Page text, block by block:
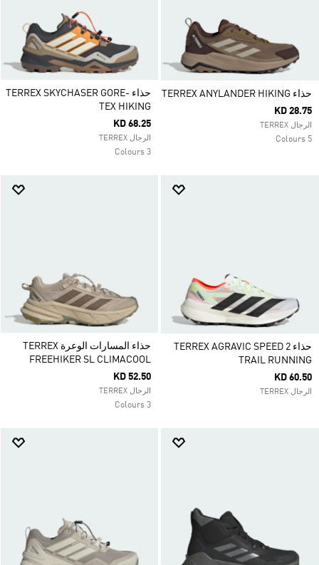
حذاء TERREX ANYLANDER HIKING
KD 28.75
الرجال TERREX
5 Colours
حذاء TERREX SKYCHASER GORE-
TEX HIKING
KD 68.25
الرجال TERREX
3 Colours
حذاء TERREX AGRAVIC SPEED 2
TRAIL RUNNING
KD 60.50
الرجال TERREX
حذاء المسارات الوعرة TERREX
FREEHIKER SL CLIMACOOL
KD 52.50
الرجال TERREX
3 Colours